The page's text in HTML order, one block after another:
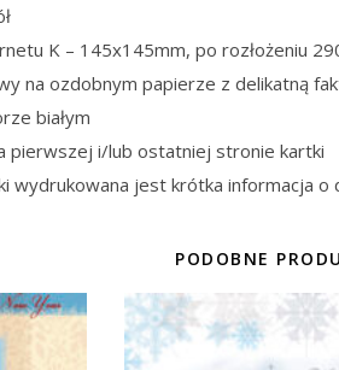
K – 145x145mm, po rozłożeniu
na ozdobnym papierze z delikatną
białym
pierwszej i/lub ostatniej stronie kartki
wydrukowana jest krótka informacja o
PODOBNE